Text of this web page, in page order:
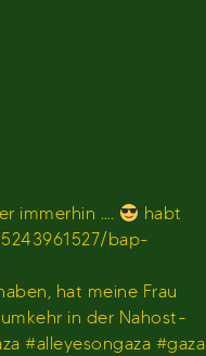
immerhin ….
habt
bap-
hat meine Frau
in der Nahost-
#alleyesongaza #gaza